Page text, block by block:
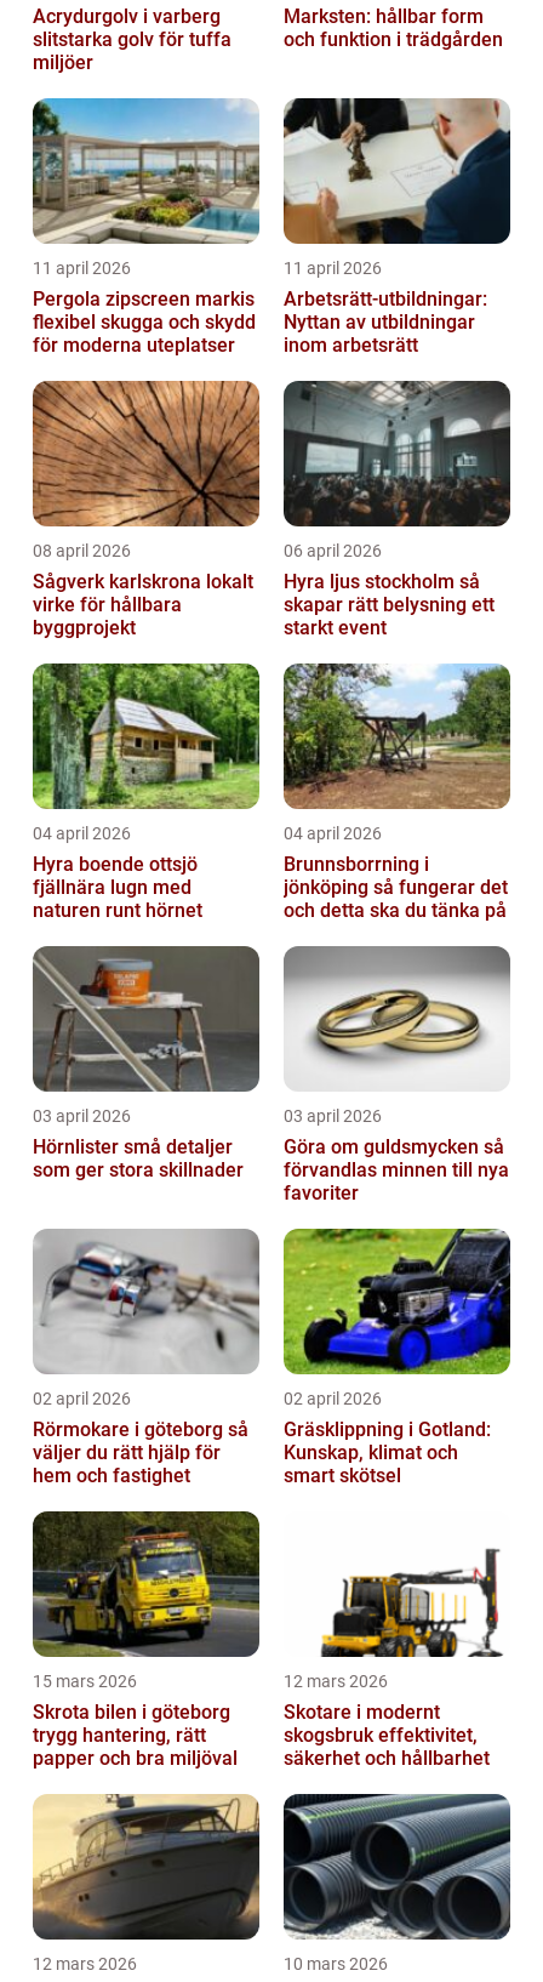
Acrydurgolv i varberg
slitstarka golv för tuffa
miljöer
Marksten: hållbar form
och funktion i trädgården
11 april 2026
Pergola zipscreen markis
flexibel skugga och skydd
för moderna uteplatser
11 april 2026
Arbetsrätt-utbildningar:
Nyttan av utbildningar
inom arbetsrätt
08 april 2026
Sågverk karlskrona lokalt
virke för hållbara
byggprojekt
06 april 2026
Hyra ljus stockholm så
skapar rätt belysning ett
starkt event
04 april 2026
Hyra boende ottsjö
fjällnära lugn med
naturen runt hörnet
04 april 2026
Brunnsborrning i
jönköping så fungerar det
och detta ska du tänka på
03 april 2026
Hörnlister små detaljer
som ger stora skillnader
03 april 2026
Göra om guldsmycken så
förvandlas minnen till nya
favoriter
02 april 2026
Rörmokare i göteborg så
väljer du rätt hjälp för
hem och fastighet
02 april 2026
Gräsklippning i Gotland:
Kunskap, klimat och
smart skötsel
15 mars 2026
Skrota bilen i göteborg
trygg hantering, rätt
papper och bra miljöval
12 mars 2026
Skotare i modernt
skogsbruk effektivitet,
säkerhet och hållbarhet
12 mars 2026 10 mars 2026